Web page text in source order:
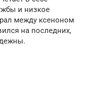
и низкое
между ксеноном
на последних,